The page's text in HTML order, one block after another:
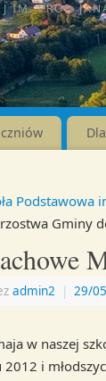
IM. PROF.
Podstawowa
Gminy
admin2 | 29/
w naszej
2012 i